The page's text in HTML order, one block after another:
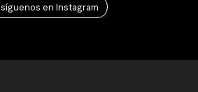
síguenos en Instagram